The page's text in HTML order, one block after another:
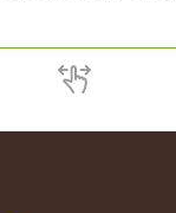
Pfirsichbäumen.